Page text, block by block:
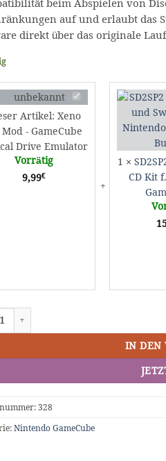
beim Abspielen von
auf und erlaubt das
direkt über das originale
Xeno
Mod
-
GameCube
Artikel: Xeno
Mod - GameCube
Drive Emulator
Vorrätig
9,99€
1 ×
CD Kit
Mod - GameCube Optical Drive
IN DEN
328
Nintendo GameCube